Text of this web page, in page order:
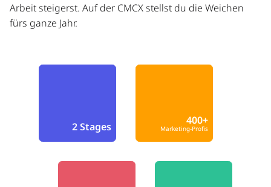
Arbeit steigerst. Auf der CMCX stellst du die Weichen
fürs ganze Jahr.
2 Stages 400+
Marketing-Profis